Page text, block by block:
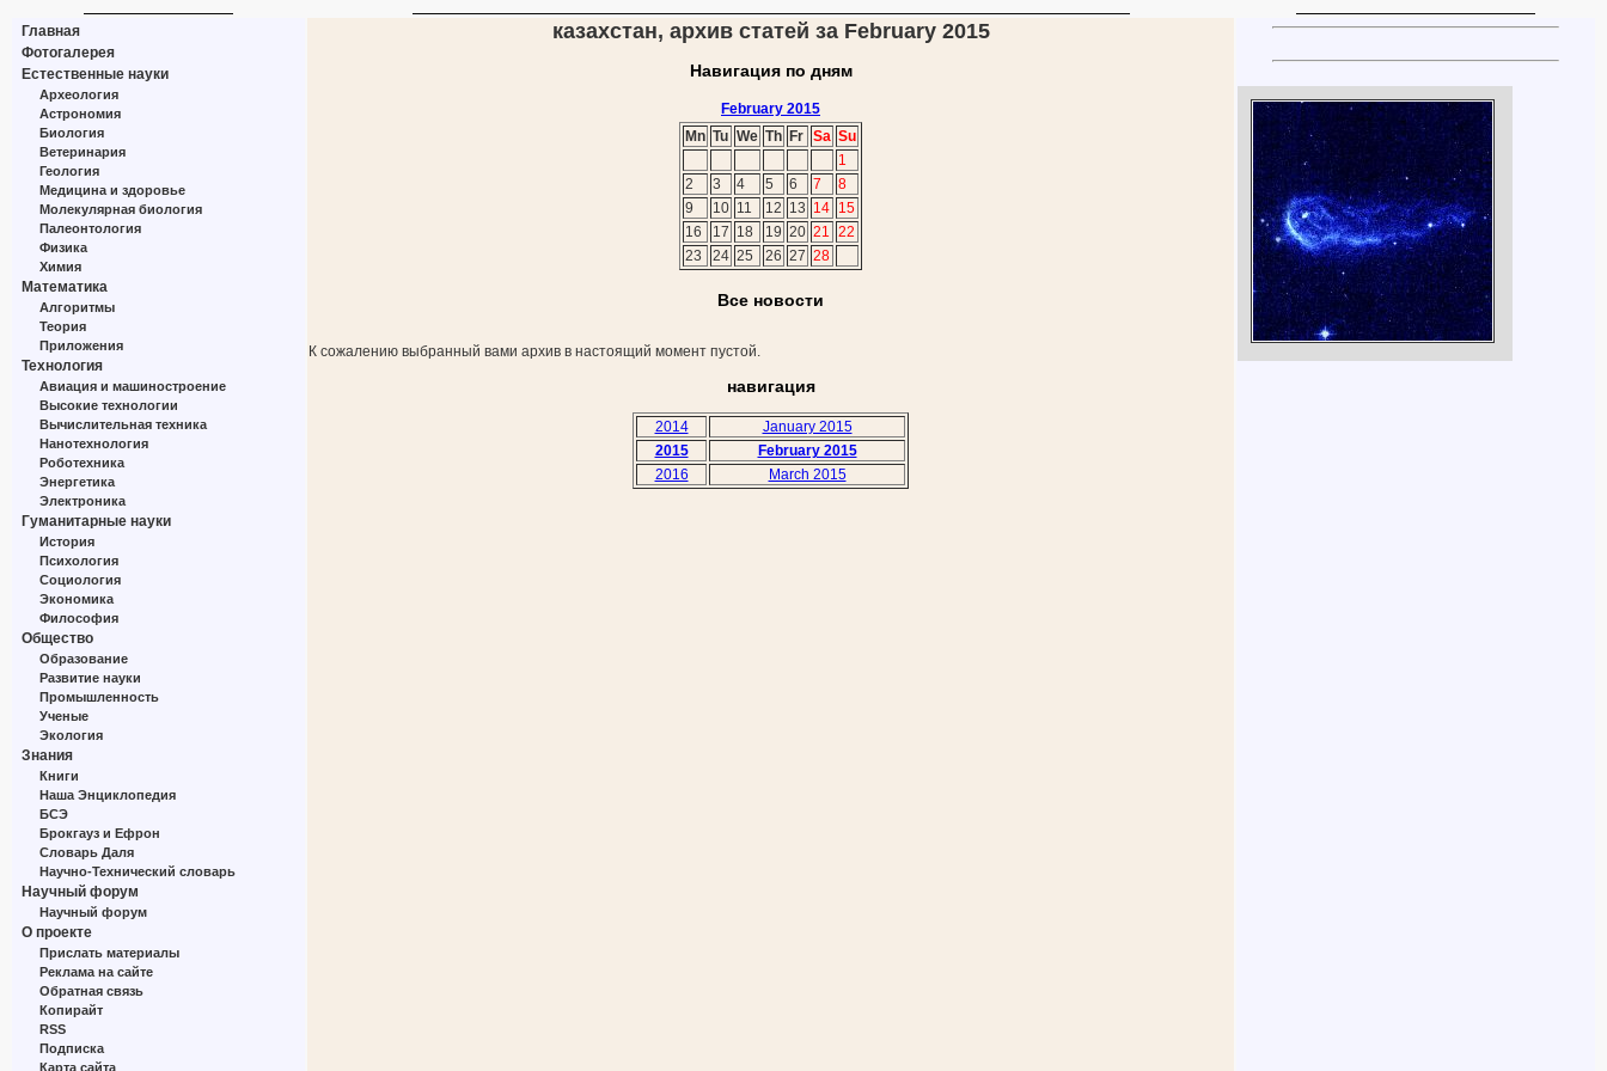
Главная
Фотогалерея
Естественные науки
Археология
Астрономия
Биология
Ветеринария
Геология
Медицина и здоровье
Молекулярная биология
Палеонтология
Физика
Химия
Математика
Алгоритмы
Теория
Приложения
Технология
Авиация и машиностроение
Высокие технологии
Вычислительная техника
Нанотехнология
Роботехника
Энергетика
Электроника
Гуманитарные науки
История
Психология
Социология
Экономика
Философия
Общество
Образование
Развитие науки
Промышленность
Ученые
Экология
Знания
Книги
Наша Энциклопедия
БСЭ
Брокгауз и Ефрон
Словарь Даля
Научно-Технический словарь
Научный форум
Научный форум
О проекте
Прислать материалы
Реклама на сайте
Обратная связь
Копирайт
RSS
Подписка
Карта сайта
казахстан, архив статей за February 2015
Навигация по дням
February 2015
Mn Tu We Th Fr Sa Su
1
2
3 4 5 6 7
8
9
10 11 12 13 14 15
16
17 18 19 20 21 22
23
24 25 26 27 28
Все новости
К сожалению выбранный вами архив в настоящий момент пустой.
навигация
2014
January 2015
2015
February 2015
2016
March 2015